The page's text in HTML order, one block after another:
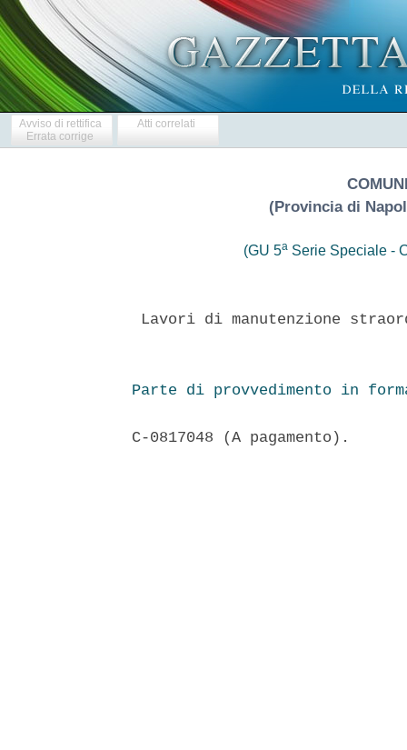
Avviso di rettifica
Errata corrige
Atti correlati
(Provincia di
(GU 5a Serie Speciale -
Lavori di manutenzione
Parte di provvedimento in